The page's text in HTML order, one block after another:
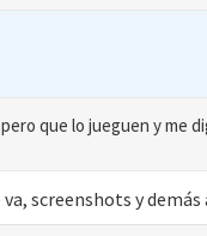
que lo jueguen y me
screenshots y